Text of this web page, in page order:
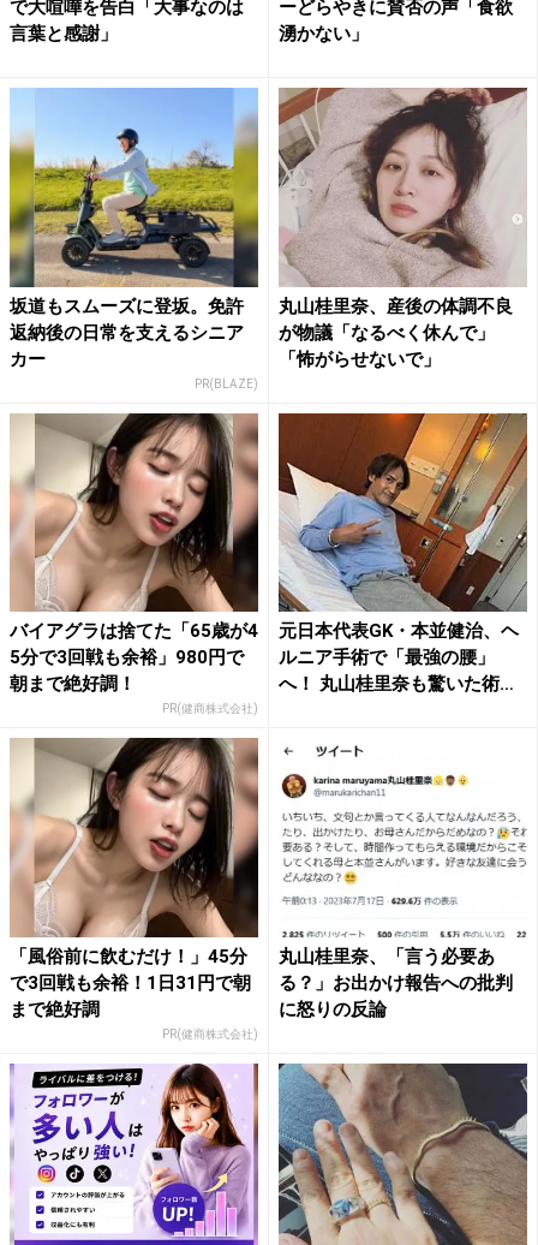
で大喧嘩を告白「大事なのは
言葉と感謝」
ーどらやきに賛否の声「食欲
湧かない」
坂道もスムーズに登坂。免許
返納後の日常を支えるシニア
カー
PR(BLAZE)
丸山桂里奈、産後の体調不良
が物議「なるべく休んで」
「怖がらせないで」
バイアグラは捨てた「65歳が4
5分で3回戦も余裕」980円で
朝まで絶好調！
PR(健商株式会社)
元日本代表GK・本並健治、ヘ
ルニア手術で「最強の腰」
へ！ 丸山桂里奈も驚いた術
「風俗前に飲むだけ！」45分
で3回戦も余裕！1日31円で朝
まで絶好調
PR(健商株式会社)
丸山桂里奈、「言う必要あ
る？」お出かけ報告への批判
に怒りの反論